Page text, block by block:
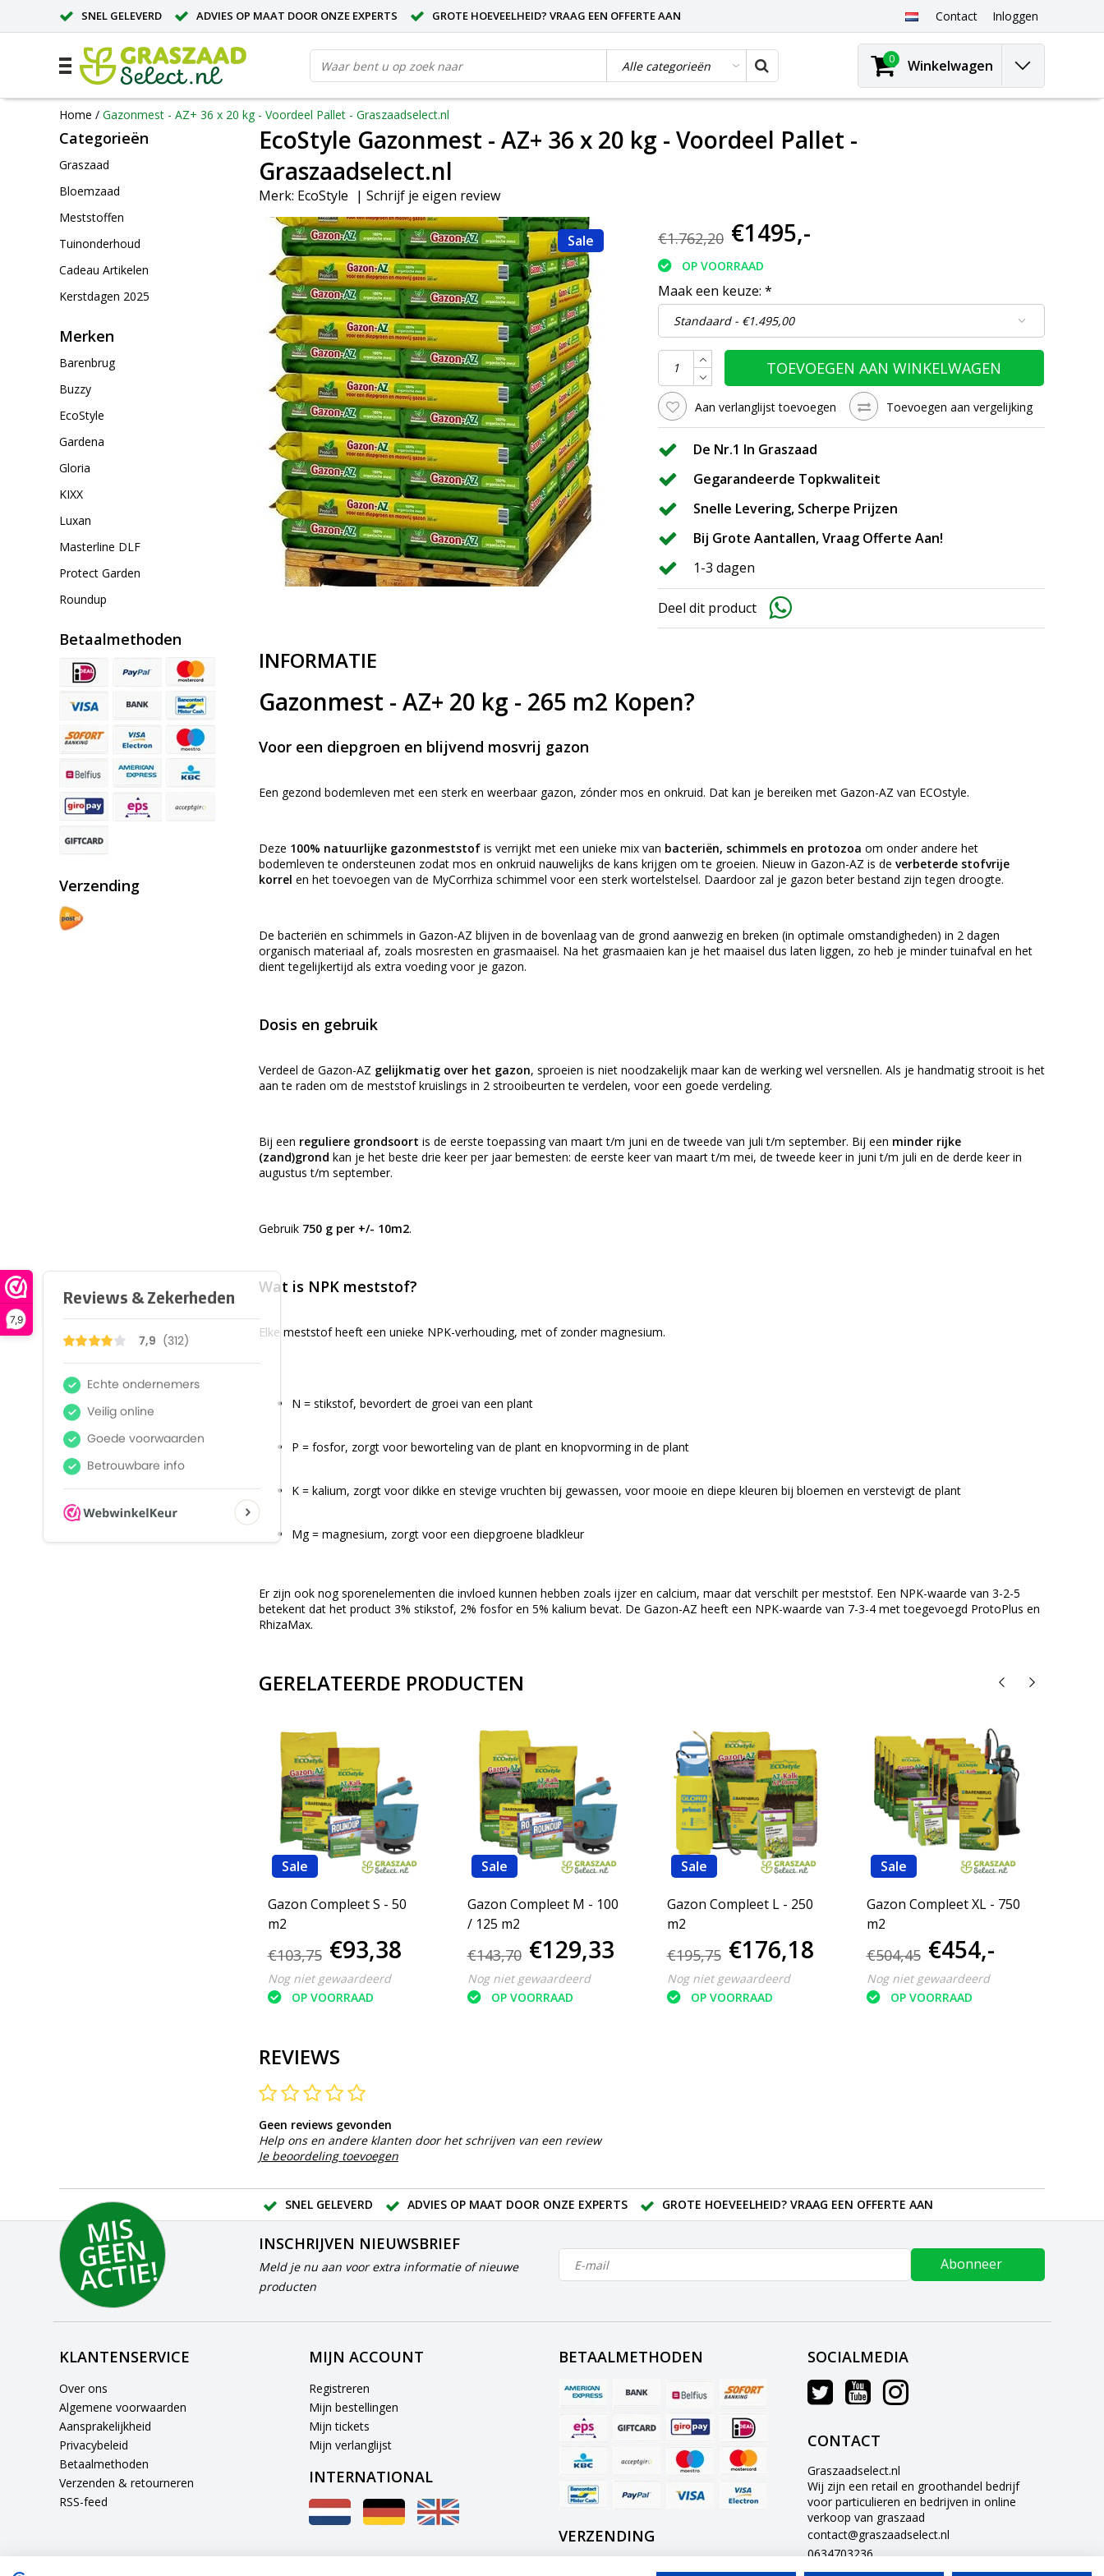
7,9
SNEL GELEVERD ADVIES OP MAAT DOOR ONZE EXPERTS GROTE HOEVEELHEID? VRAAG EEN OFFERTE AAN Contact Inloggen
0 Winkelwagen
Home / Gazonmest - AZ+ 36 x 20 kg - Voordeel Pallet - Graszaadselect.nl
Categorieën
Graszaad
Bloemzaad
Meststoffen
Tuinonderhoud
Cadeau Artikelen
Kerstdagen 2025
Merken
Barenbrug
Buzzy
EcoStyle
Gardena
Gloria
KIXX
Luxan
Masterline DLF
Protect Garden
Roundup
Betaalmethoden
Verzending
EcoStyle Gazonmest - AZ+ 36 x 20 kg - Voordeel Pallet -
Graszaadselect.nl
Merk: EcoStyle | Schrijf je eigen review
Sale €1.762,20 €1495,-
OP VOORRAAD
Maak een keuze: *
TOEVOEGEN AAN WINKELWAGEN
Aan verlanglijst toevoegen Toevoegen aan vergelijking
De Nr.1 In Graszaad
Gegarandeerde Topkwaliteit
Snelle Levering, Scherpe Prijzen
Bij Grote Aantallen, Vraag Offerte Aan!
1-3 dagen
Deel dit product
INFORMATIE
Gazonmest - AZ+ 20 kg - 265 m2 Kopen?
Voor een diepgroen en blijvend mosvrij gazon
Een gezond bodemleven met een sterk en weerbaar gazon, zónder mos en onkruid. Dat kan je bereiken met Gazon-AZ van ECOstyle.
Deze 100% natuurlijke gazonmeststof is verrijkt met een unieke mix van bacteriën, schimmels en protozoa om onder andere het
bodemleven te ondersteunen zodat mos en onkruid nauwelijks de kans krijgen om te groeien. Nieuw in Gazon-AZ is de verbeterde stofvrije
korrel en het toevoegen van de MyCorrhiza schimmel voor een sterk wortelstelsel. Daardoor zal je gazon beter bestand zijn tegen droogte.
De bacteriën en schimmels in Gazon-AZ blijven in de bovenlaag van de grond aanwezig en breken (in optimale omstandigheden) in 2 dagen
organisch materiaal af, zoals mosresten en grasmaaisel. Na het grasmaaien kan je het maaisel dus laten liggen, zo heb je minder tuinafval en het
dient tegelijkertijd als extra voeding voor je gazon.
Dosis en gebruik
Verdeel de Gazon-AZ gelijkmatig over het gazon, sproeien is niet noodzakelijk maar kan de werking wel versnellen. Als je handmatig strooit is het
aan te raden om de meststof kruislings in 2 strooibeurten te verdelen, voor een goede verdeling.
Bij een reguliere grondsoort is de eerste toepassing van maart t/m juni en de tweede van juli t/m september. Bij een minder rijke
(zand)grond kan je het beste drie keer per jaar bemesten: de eerste keer van maart t/m mei, de tweede keer in juni t/m juli en de derde keer in
augustus t/m september.
Gebruik 750 g per +/- 10m2.
Wat is NPK meststof?
Elke meststof heeft een unieke NPK-verhouding, met of zonder magnesium.
N = stikstof, bevordert de groei van een plant
P = fosfor, zorgt voor beworteling van de plant en knopvorming in de plant
K = kalium, zorgt voor dikke en stevige vruchten bij gewassen, voor mooie en diepe kleuren bij bloemen en verstevigt de plant
Mg = magnesium, zorgt voor een diepgroene bladkleur
Er zijn ook nog sporenelementen die invloed kunnen hebben zoals ijzer en calcium, maar dat verschilt per meststof. Een NPK-waarde van 3-2-5
betekent dat het product 3% stikstof, 2% fosfor en 5% kalium bevat. De Gazon-AZ heeft een NPK-waarde van 7-3-4 met toegevoegd ProtoPlus en
RhizaMax.
GERELATEERDE PRODUCTEN
Sale
Gazon Compleet S - 50
m2
€103,75 €93,38
Nog niet gewaardeerd
OP VOORRAAD
Sale
Gazon Compleet M - 100
/ 125 m2
€143,70 €129,33
Nog niet gewaardeerd
OP VOORRAAD
Sale
Gazon Compleet L - 250
m2
€195,75 €176,18
Nog niet gewaardeerd
OP VOORRAAD
Sale
Gazon Compleet XL - 750
m2
€504,45 €454,-
Nog niet gewaardeerd
OP VOORRAAD
REVIEWS
Geen reviews gevonden
Help ons en andere klanten door het schrijven van een review
Je beoordeling toevoegen
SNEL GELEVERD ADVIES OP MAAT DOOR ONZE EXPERTS GROTE HOEVEELHEID? VRAAG EEN OFFERTE AAN
MI
S
G
E
E
N
A
C
TI
E!
INSCHRIJVEN NIEUWSBRIEF
Meld je nu aan voor extra informatie of nieuwe
producten
Abonneer
KLANTENSERVICE
Over ons
Algemene voorwaarden
Aansprakelijkheid
Privacybeleid
Betaalmethoden
Verzenden & retourneren
RSS-feed
MIJN ACCOUNT
Registreren
Mijn bestellingen
Mijn tickets
Mijn verlanglijst
INTERNATIONAL
BETAALMETHODEN
VERZENDING
SOCIALMEDIA
CONTACT
Graszaadselect.nl
Wij zijn een retail en groothandel bedrijf
voor particulieren en bedrijven in online
verkoop van graszaad
contact@graszaadselect.nl
0634703236